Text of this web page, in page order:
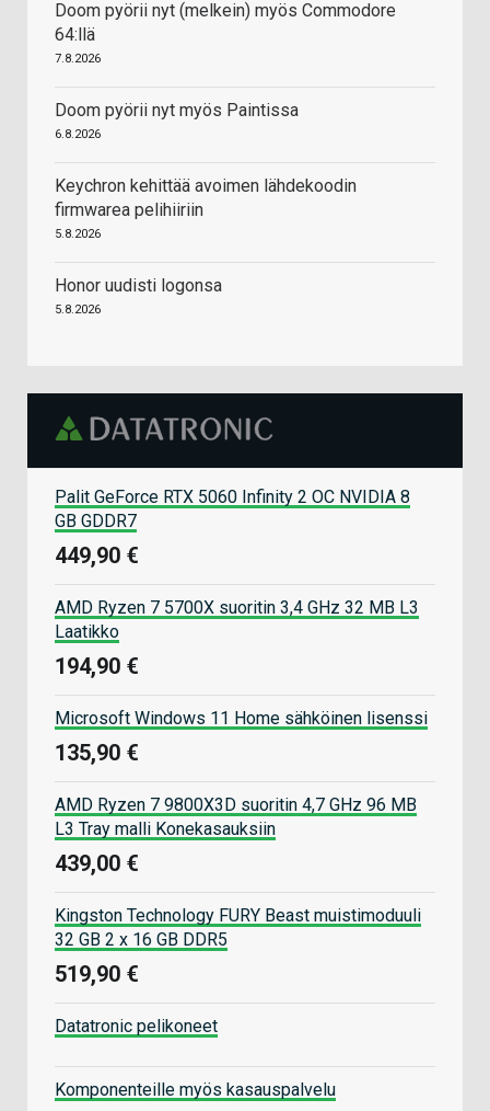
Doom pyörii nyt (melkein) myös Commodore
64:llä
7.8.2026
Doom pyörii nyt myös Paintissa
6.8.2026
Keychron kehittää avoimen lähdekoodin
firmwarea pelihiiriin
5.8.2026
Honor uudisti logonsa
5.8.2026
Palit GeForce RTX 5060 Infinity 2 OC NVIDIA 8
GB GDDR7
449,90 €
AMD Ryzen 7 5700X suoritin 3,4 GHz 32 MB L3
Laatikko
194,90 €
Microsoft Windows 11 Home sähköinen lisenssi
135,90 €
AMD Ryzen 7 9800X3D suoritin 4,7 GHz 96 MB
L3 Tray malli Konekasauksiin
439,00 €
Kingston Technology FURY Beast muistimoduuli
32 GB 2 x 16 GB DDR5
519,90 €
Datatronic pelikoneet
Komponenteille myös kasauspalvelu